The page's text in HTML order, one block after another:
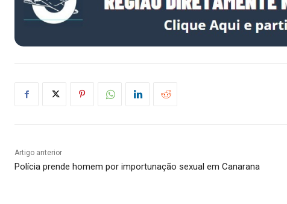
Artigo anterior
Polícia prende homem por importunação sexual em Canarana